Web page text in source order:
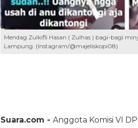
Mendag Zulkifli Hasan ( Zulhas ) bagi-bagi
Lampung. (Instagram/@majeliskopi08)
Suara.com - Anggota Komisi VI